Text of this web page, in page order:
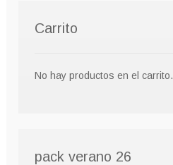
Carrito
No hay productos en el carrito.
pack verano 26